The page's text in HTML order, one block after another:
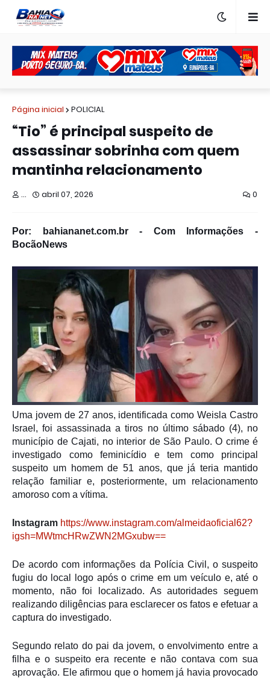
Página inicial POLICIAL
“Tio” é principal suspeito de
assassinar sobrinha com quem
mantinha relacionamento
... abril 07, 2026 0
Por: bahiananet.com.br - Com Informações -
BocãoNews
Uma jovem de 27 anos, identificada como Weisla Castro
Israel, foi assassinada a tiros no último sábado (4), no
município de Cajati, no interior de São Paulo. O crime é
investigado como feminicídio e tem como principal
suspeito um homem de 51 anos, que já teria mantido
relação familiar e, posteriormente, um relacionamento
amoroso com a vítima.
Instagram https://www.instagram.com/almeidaoficial62?
igsh=MWtmcHRwZWN2MGxubw==
De acordo com informações da Polícia Civil , o suspeito
fugiu do local logo após o crime em um veículo e, até o
momento, não foi localizado. As autoridades seguem
realizando diligências para esclarecer os fatos e efetuar a
captura do investigado.
Segundo relato do pai da jovem, o envolvimento entre a
filha e o suspeito era recente e não contava com sua
aprovação. Ele afirmou que o homem já havia provocado